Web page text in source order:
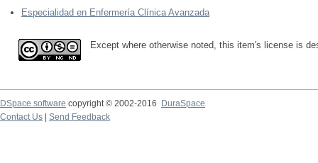
Especialidad en Enfermería Clínica Avanzada
Except where otherwise noted, this item's license is
DSpace software copyright © 2002-2016
DuraSpace
Contact Us
Send Feedback